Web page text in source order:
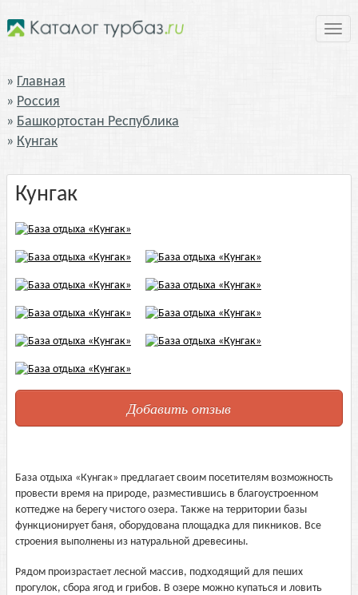
Главная
Россия
Башкортостан Республика
Кунгак
Кунгак
Добавить отзыв
База отдыха «Кунгак» предлагает своим посетителям возможность
провести время на природе, разместившись в благоустроенном
коттедже на берегу чистого озера. Также на территории базы
функционирует баня, оборудована площадка для пикников. Все
строения выполнены из натуральной древесины.
Рядом произрастает лесной массив, подходящий для пеших
прогулок, сбора ягод и грибов. В озере можно купаться и ловить